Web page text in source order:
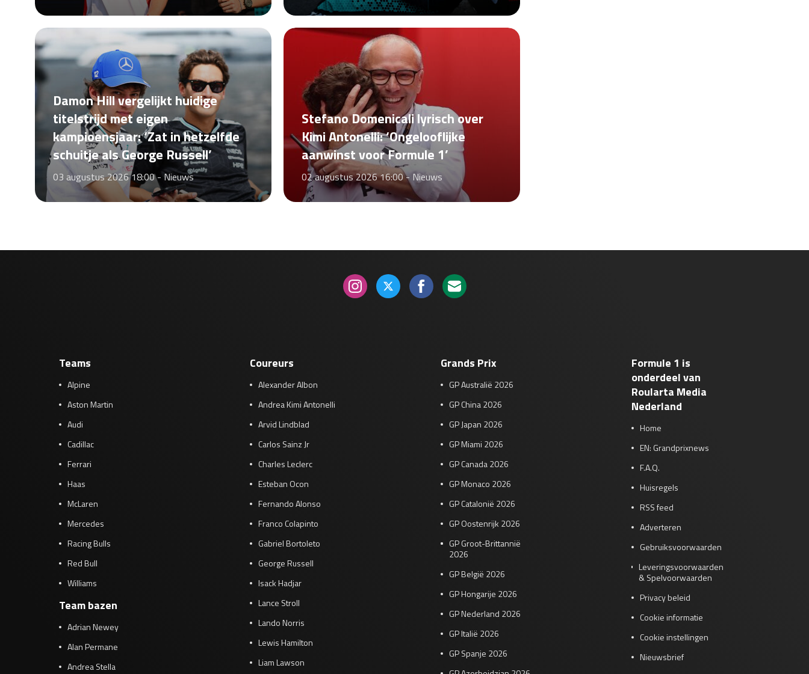
Damon Hill vergelijkt huidige
titelstrijd met eigen
kampioensjaar: ‘Zat in hetzelfde
schuitje als George Russell’
03 augustus 2026 18:00 -Nieuws
Stefano Domenicali lyrisch over
Kimi Antonelli: ‘Ongelooflijke
aanwinst voor Formule 1’
02 augustus 2026 16:00 -Nieuws
Teams
Alpine
Aston Martin
Audi
Cadillac
Ferrari
Haas
McLaren
Mercedes
Racing Bulls
Red Bull
Williams
Team bazen
Adrian Newey
Alan Permane
Andrea Stella
Coureurs
Alexander Albon
Andrea Kimi Antonelli
Arvid Lindblad
Carlos Sainz Jr
Charles Leclerc
Esteban Ocon
Fernando Alonso
Franco Colapinto
Gabriel Bortoleto
George Russell
Isack Hadjar
Lance Stroll
Lando Norris
Lewis Hamilton
Liam Lawson
Grands Prix
GP Australië 2026
GP China 2026
GP Japan 2026
GP Miami 2026
GP Canada 2026
GP Monaco 2026
GP Catalonië 2026
GP Oostenrijk 2026
GP Groot-Brittannië
2026
GP België 2026
GP Hongarije 2026
GP Nederland 2026
GP Italië 2026
GP Spanje 2026
Formule 1 is
onderdeel van
Roularta Media
Nederland
Home
EN: Grandprixnews
F.A.Q.
Huisregels
RSS feed
Adverteren
Gebruiksvoorwaarden
Leveringsvoorwaarden
& Spelvoorwaarden
Privacy beleid
Cookie informatie
Cookie instellingen
Nieuwsbrief